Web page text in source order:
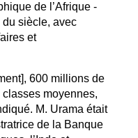
de l’Afrique -
siècle, avec
et
600 millions de
moyennes,
M. Urama était
de la Banque